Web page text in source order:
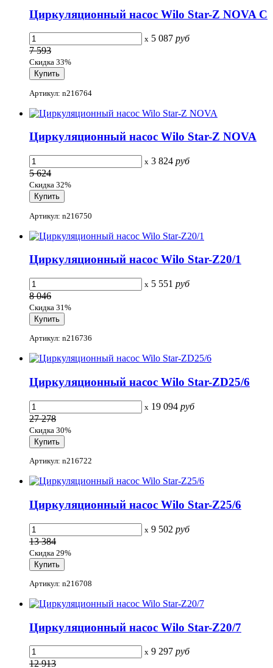
Циркуляционный насос Wilo Star-Z NOVA C
x 5 087 руб
7 593
Скидка 33%
Артикул: n216764
Циркуляционный насос Wilo Star-Z NOVA
x 3 824 руб
5 624
Скидка 32%
Артикул: n216750
Циркуляционный насос Wilo Star-Z20/1
x 5 551 руб
8 046
Скидка 31%
Артикул: n216736
Циркуляционный насос Wilo Star-ZD25/6
x 19 094 руб
27 278
Скидка 30%
Артикул: n216722
Циркуляционный насос Wilo Star-Z25/6
x 9 502 руб
13 384
Скидка 29%
Артикул: n216708
Циркуляционный насос Wilo Star-Z20/7
x 9 297 руб
12 913